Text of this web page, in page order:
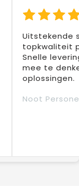
Uitstekende
topkwaliteit
Snelle
mee te
oplossingen.
Noot